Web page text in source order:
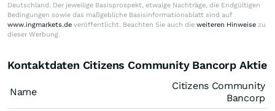
Deutschland. Der jeweilige Basisprospekt, etwaige Nachträge, die Endgültigen
Bedingungen sowie das maßgebliche Basisinformationsblatt sind auf
www.ingmarkets.de veröffentlicht. Beachten Sie auch die weiteren Hinweise zu
dieser Werbung.
Kontaktdaten Citizens Community Bancorp Aktie
Name
Citizens Community
Bancorp